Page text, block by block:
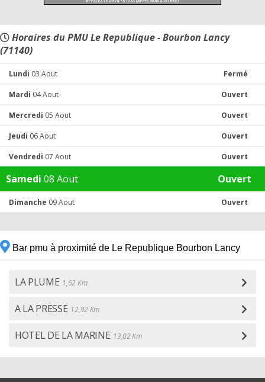
Horaires du PMU Le Republique - Bourbon Lancy
(71140)
Lundi 03 Aout Fermé
Mardi 04 Aout Ouvert
Mercredi 05 Aout Ouvert
Jeudi 06 Aout Ouvert
Vendredi 07 Aout Ouvert
Samedi 08 Aout Ouvert
Dimanche 09 Aout Ouvert
Bar pmu à proximité de Le Republique Bourbon Lancy
LA PLUME 1,62 Km
A LA PRESSE 12,92 Km
HOTEL DE LA MARINE 13,02 Km